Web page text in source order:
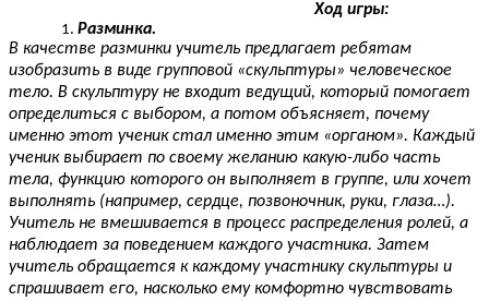
Ход игры:
Разминка.
В качестве разминки учитель предлагает ребятам
изобразить в виде групповой «скульптуры» человеческое
тело. В скульптуру не входит ведущий, который помогает
определиться с выбором, а потом объясняет, почему
именно этот ученик стал именно этим «органом». Каждый
ученик выбирает по своему желанию какую-либо часть
тела, функцию которого он выполняет в группе, или хочет
выполнять (например, сердце, позвоночник, руки, глаза…).
Учитель не вмешивается в процесс распределения ролей, а
наблюдает за поведением каждого участника. Затем
учитель обращается к каждому участнику скульптуры и
спрашивает его, насколько ему комфортно чувствовать